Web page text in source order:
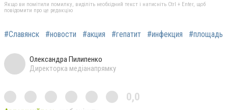
Якщо ви помітили помилку, виділіть необхідний текст і натисніть Ctrl + Enter, щоб
повідомити про це редакцію
#Славянск #новости #акция #гепатит #инфекция #площадь
Олександра Пилипенко
Директорка медіанапрямку
0,0